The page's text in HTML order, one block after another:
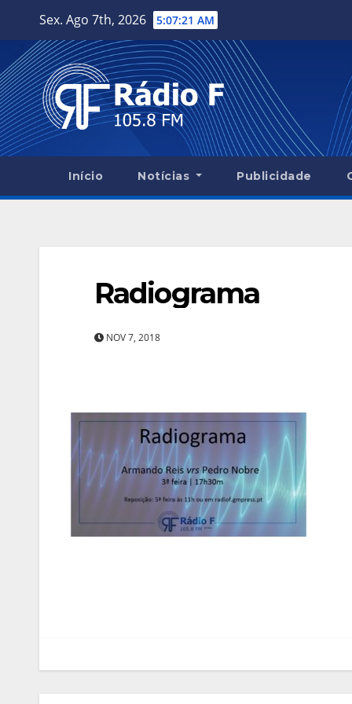
content
Sex. Ago 7th, 2026 5:07:21 AM
Início Notícias Publicidade
Radiograma
NOV 7, 2018